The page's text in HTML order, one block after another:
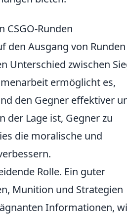
Runden
den Ausgang von Runden
Unterschied zwischen
ermöglicht es,
den Gegner effektiver
der Lage ist, Gegner zu
die moralische und
Rolle. Ein guter
Munition und Strategien
Informationen,